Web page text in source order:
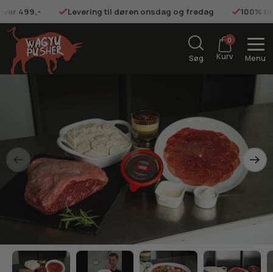
499,- Levering til døren onsdag og fredag 100%
Søg
0
Kurv Menu